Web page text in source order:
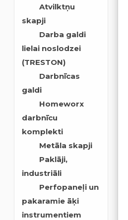
Atvilktņu
skapji
Darba galdi
lielai noslodzei
(TRESTON)
Darbnīcas
galdi
Homeworx
darbnīcu
komplekti
Metāla skapji
Paklāji,
industriāli
Perfopaneļi un
pakaramie āķi
instrumentiem